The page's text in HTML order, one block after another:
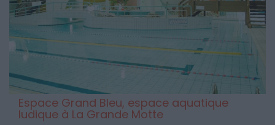
Espace Grand Bleu, espace aquatique
ludique à La Grande Motte